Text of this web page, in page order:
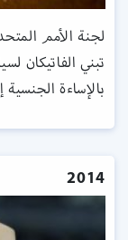
لجنة الأمم
تبني الفاتيكان
بالإساءة
2014